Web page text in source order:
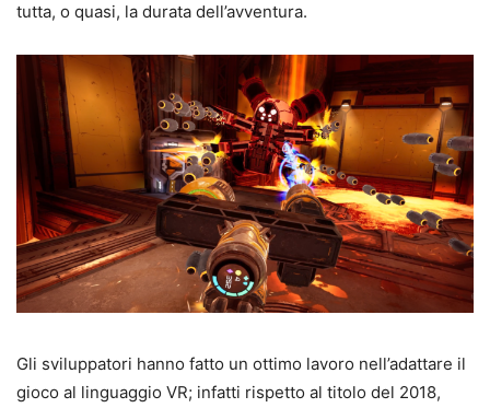
tutta, o quasi, la durata dell’avventura.
Gli sviluppatori hanno fatto un ottimo lavoro nell’adattare il
gioco al linguaggio VR; infatti rispetto al titolo del 2018,